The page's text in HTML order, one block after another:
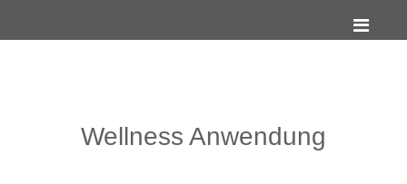
Wellness Anwendung